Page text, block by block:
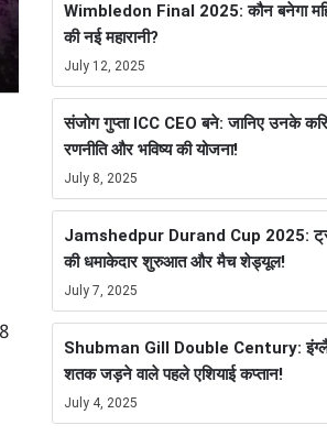
Wimbledon Final 2025: कौन बनेगा
की नई महारानी?
July 12, 2025
संजोग गुप्ता ICC CEO बने: जानिए उनके
रणनीति और भविष्य की योजना!
July 8, 2025
Jamshedpur Durand Cup 2025:
की धमाकेदार शुरुआत और मैच शेड्यूल!
July 7, 2025
Shubman Gill Double Century:
शतक जड़ने वाले पहले एशियाई कप्तान!
July 4, 2025